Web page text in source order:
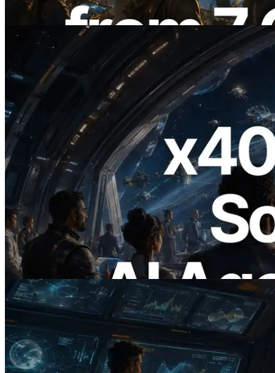
2026.07.04
ERPC Meluncurkan Solana RPC
Berbasis x402 — Era AI Agent
Membayar API yang Dibutuhkan Secara
On Demand
Baca artikel ini